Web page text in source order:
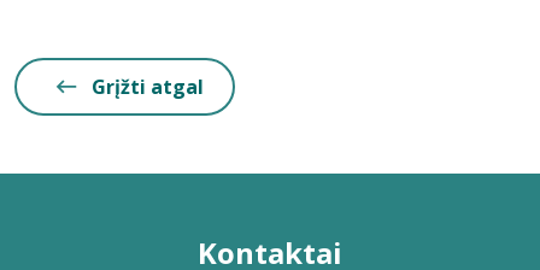
Grįžti atgal
Kontaktai